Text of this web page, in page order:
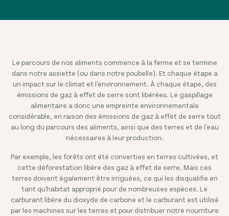
Le parcours de nos aliments commence à la ferme et se termine
dans notre assiette (ou dans notre poubelle). Et chaque étape a
un impact sur le climat et l'environnement. À chaque étape, des
émissions de gaz à effet de serre sont libérées. Le gaspillage
alimentaire a donc une empreinte environnementale
considérable, en raison des émissions de gaz à effet de serre tout
au long du parcours des aliments, ainsi que des terres et de l'eau
nécessaires à leur production.
Par exemple, les forêts ont été converties en terres cultivées, et
cette déforestation libère des gaz à effet de serre. Mais ces
terres doivent également être irriguées, ce qui les disqualifie en
tant qu'habitat approprié pour de nombreuses espèces. Le
carburant libère du dioxyde de carbone et le carburant est utilisé
par les machines sur les terres et pour distribuer notre nourriture